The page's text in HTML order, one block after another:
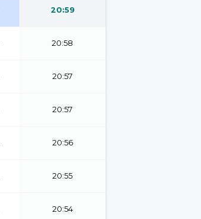
20:59
20:58
20:57
20:57
20:56
20:55
20:54